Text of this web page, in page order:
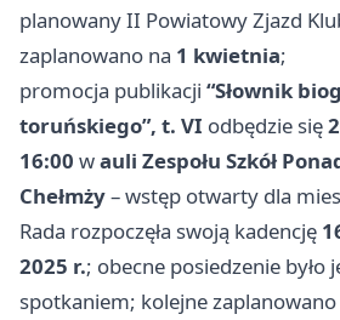
planowany II Powiatowy Zjazd
zaplanowano na 1 kwietnia;
promocja publikacji “Słownik
toruńskiego”, t. VI odbędzie się
16:00 wauli Zespołu Szkół
Chełmży– wstęp otwarty dla
Rada rozpoczęła swoją kadencję
2025 r.; obecne posiedzenie było
spotkaniem; kolejne